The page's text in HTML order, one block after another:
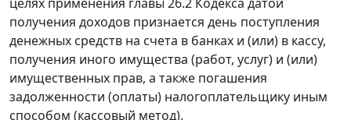
получения доходов признается день поступления
денежных средств на счета в банках и (или) в кассу,
получения иного имущества (работ, услуг) и (или)
имущественных прав, а также погашения
задолженности (оплаты) налогоплательщику иным
способом (кассовый метод).